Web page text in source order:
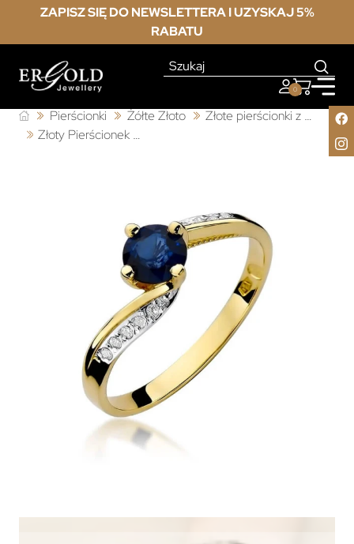
ZAPISZ SIĘ DO NEWSLETTERA I UZYSKAJ 5%
RABATU
0
Pierścionki Żółte Złoto
Złote pierścionki z szafirem
Złoty Pierścionek 585 z diamentem szafir 0,50ct